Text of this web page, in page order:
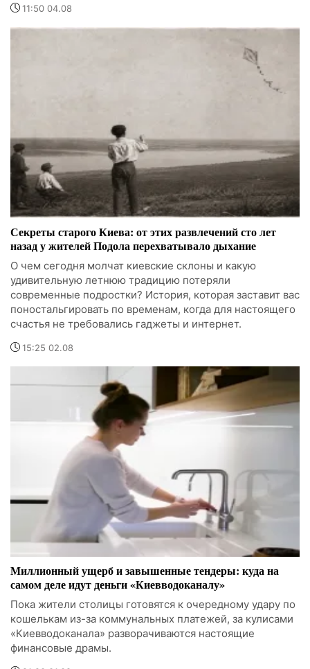
11:50 04.08
Секреты старого Киева: от этих развлечений сто лет
назад у жителей Подола перехватывало дыхание
О чем сегодня молчат киевские склоны и какую
удивительную летнюю традицию потеряли
современные подростки? История, которая заставит вас
поностальгировать по временам, когда для настоящего
счастья не требовались гаджеты и интернет.
15:25 02.08
Миллионный ущерб и завышенные тендеры: куда на
самом деле идут деньги «Киевводоканалу»
Пока жители столицы готовятся к очередному удару по
кошелькам из-за коммунальных платежей, за кулисами
«Киевводоканала» разворачиваются настоящие
финансовые драмы.